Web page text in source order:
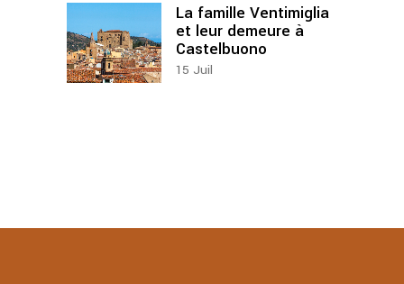
La famille Ventimiglia
et leur demeure à
Castelbuono
15 Juil